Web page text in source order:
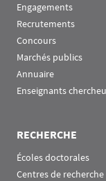
Engagements
Recrutements
Concours
Marchés publics
Annuaire
Enseignants
RECHERCHE
Écoles doctorales
Centres de recherche